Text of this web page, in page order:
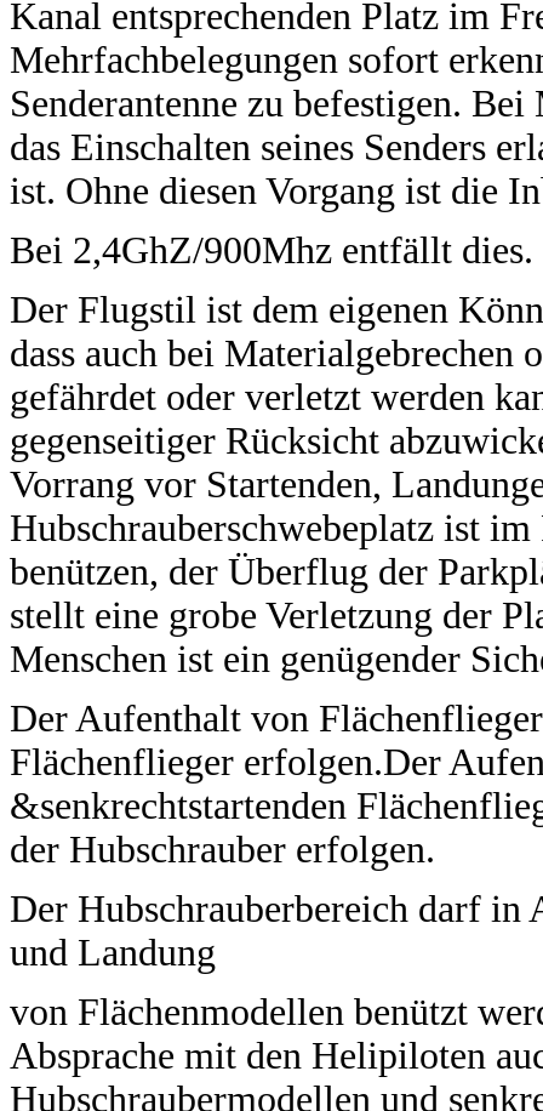
Kanal entsprechenden Platz im
Mehrfachbelegungen sofort
Senderantenne zu befestigen.
das Einschalten seines Senders
ist. Ohne diesen Vorgang ist die
Bei 2,4GhZ/900Mhz entfällt dies.
Der Flugstil ist dem eigenen
dass auch bei Materialgebrechen
gefährdet oder verletzt werden
gegenseitiger Rücksicht
Vorrang vor Startenden,
Hubschrauberschwebeplatz ist
benützen, der Überflug der
stellt eine grobe Verletzung der
Menschen ist ein genügender
Der Aufenthalt von
Flächenflieger erfolgen.Der
&senkrechtstartenden
der Hubschrauber erfolgen.
Der Hubschrauberbereich darf in
und Landung
von Flächenmodellen benützt
Absprache mit den Helipiloten
Hubschraubermodellen und